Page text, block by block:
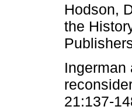
Hodson,
the
Ingerman
21:137-